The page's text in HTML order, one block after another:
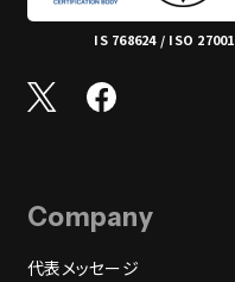
IS 768624 / ISO 27001
Company
代表メッセージ